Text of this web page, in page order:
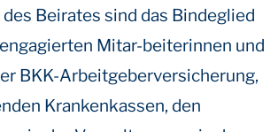
Beirates sind das Bindeglied
Mitar-beiterinnen und
BKK-Arbeitgeberversicherung,
Krankenkassen, den